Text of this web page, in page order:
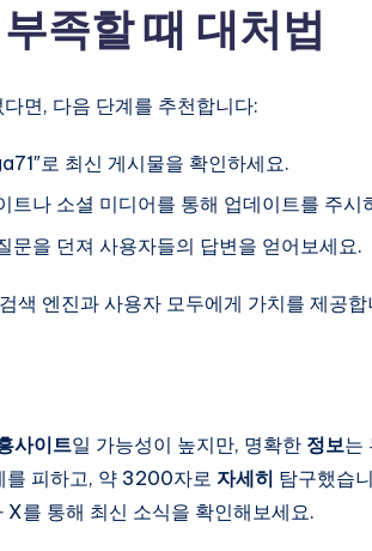
족할 때 대처법
다면, 다음 단계를 추천합니다:
로 최신 게시물을 확인하세요.
트나 소셜 미디어를 통해 업데이트를 주시
문을 던져 사용자들의 답변을 얻어보세요.
색 엔진과 사용자 모두에게 가치를 제공합
사이트일 가능성이 높지만, 명확한 정보는
를 피하고, 약 3200자로 자세히 탐구했습
X를 통해 최신 소식을 확인해보세요.